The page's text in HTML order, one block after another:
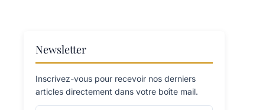
Newsletter
Inscrivez-vous pour recevoir nos derniers
articles directement dans votre boîte mail.